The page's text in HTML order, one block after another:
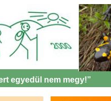
egyedül nem megy!”